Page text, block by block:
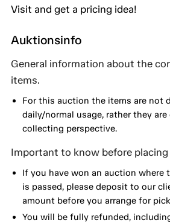
Visit and get a pricing idea!
Auktionsinfo
General information about the
items.
For this auction the items are not
daily/normal usage, rather they
collecting perspective.
Important to know before
If you have won an auction where
is passed, please deposit to our
amount before you arrange for
You will be fully refunded,